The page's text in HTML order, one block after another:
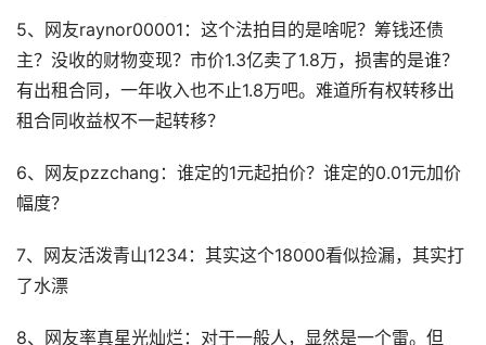
5、网友raynor00001：这个法拍目的是啥呢？筹钱还债
主？没收的财物变现？市价1.3亿卖了1.8万，损害的是谁？
有出租合同，一年收入也不止1.8万吧。难道所有权转移出
租合同收益权不一起转移？
6、网友pzzchang：谁定的1元起拍价？谁定的0.01元加价
幅度？
7、网友活泼青山1234：其实这个18000看似捡漏，其实打
了水漂
8、网友率真星光灿烂：对于一般人，显然是一个雷。但